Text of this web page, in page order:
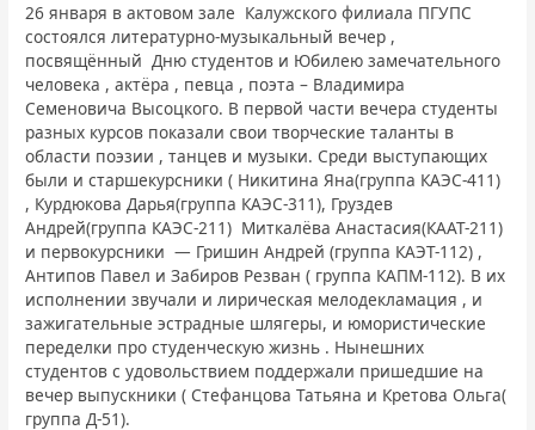
26 января в актовом зале Калужского филиала ПГУПС
состоялся литературно-музыкальный вечер ,
посвящённый Дню студентов и Юбилею замечательного
человека , актёра , певца , поэта – Владимира
Семеновича Высоцкого. В первой части вечера студенты
разных курсов показали свои творческие таланты в
области поэзии , танцев и музыки. Среди выступающих
были и старшекурсники ( Никитина Яна(группа КАЭС-411)
, Курдюкова Дарья(группа КАЭС-311), Груздев
Андрей(группа КАЭС-211) Миткалёва Анастасия(КААТ-211)
и первокурсники — Гришин Андрей (группа КАЭТ-112) ,
Антипов Павел и Забиров Резван ( группа КАПМ-112). В их
исполнении звучали и лирическая мелодекламация , и
зажигательные эстрадные шлягеры, и юмористические
переделки про студенческую жизнь . Нынешних
студентов с удовольствием поддержали пришедшие на
вечер выпускники ( Стефанцова Татьяна и Кретова Ольга(
группа Д-51).